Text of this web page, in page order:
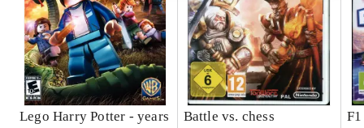
Lego Harry Potter - years
Battle vs. chess